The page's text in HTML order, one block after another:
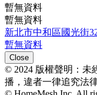
暫無資料
暫無資料
新北市中和區國光街
暫無資料
Close
© 2024 版權聲明：未
播，違者一律追究法